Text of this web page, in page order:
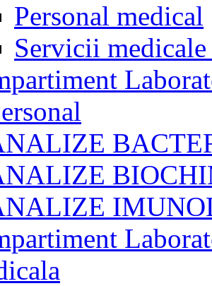
Personal medical
Servicii